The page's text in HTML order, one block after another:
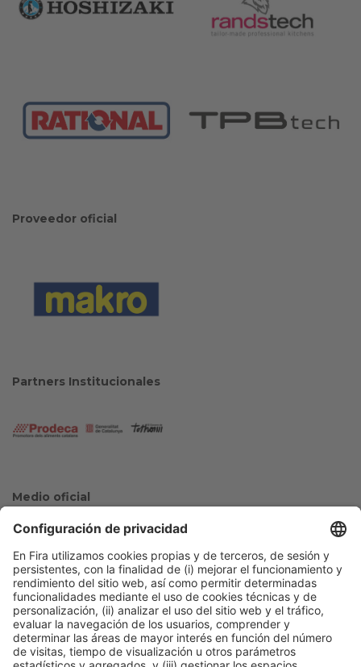
Proveedor oficial
Partners Institucionales
Medio oficial
Colaboradores